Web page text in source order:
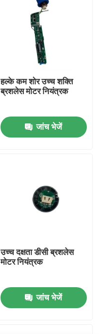
हल्के कम शोर उच्च शक्ति
ब्रशलेस मोटर नियंत्रक
जांच भेजें
उच्च दक्षता डीसी ब्रशलेस
मोटर नियंत्रक
जांच भेजें